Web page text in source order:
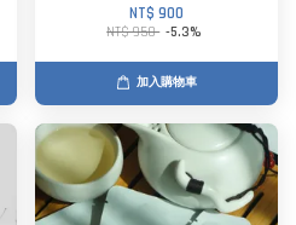
NT$ 900
NT$ 950 -5.3%
加入購物車